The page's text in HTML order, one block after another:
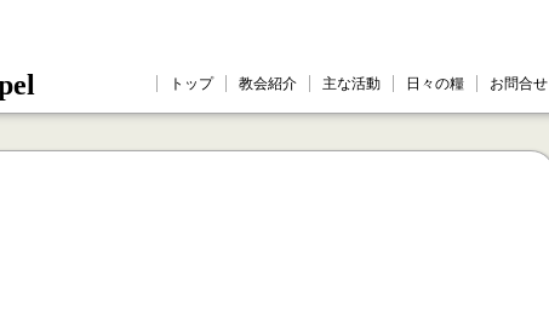
トップ 教会紹介 主な活動 日々の糧 お問合せ